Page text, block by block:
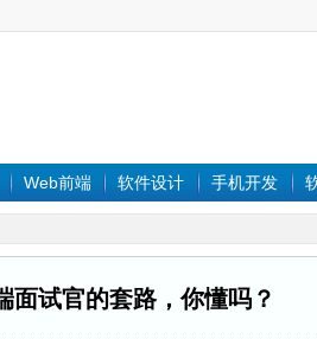
Web前端 软件设计 手机开发
面试官的套路，你懂吗？